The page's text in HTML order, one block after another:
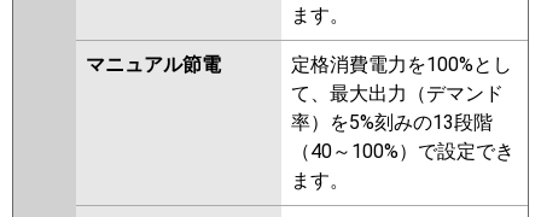
RCB-GP80RHN4
RCB-GP80RHN3 RCB-GP80RSH9
RCB-GP80RHN2 RCB-GP80RSH8
RCB-GP80RHN1 RCB-GP80RSH7
RCB-GP80RSH6
RCB-GP80RHN
RCB-GP80RSH5
RCB-GP80RSH4 RCB-GP80RSH3
ます。
マニュアル節電
定格消費電力を100%とし
て、最大出力（デマンド
率）を5%刻みの13段階
（40～100%）で設定でき
ます。